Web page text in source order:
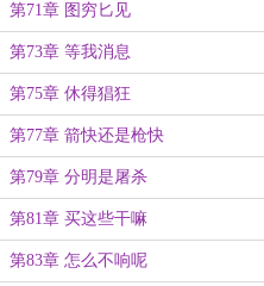
第71章 图穷匕见
第73章 等我消息
第75章 休得猖狂
第77章 箭快还是枪快
第79章 分明是屠杀
第81章 买这些干嘛
第83章 怎么不响呢